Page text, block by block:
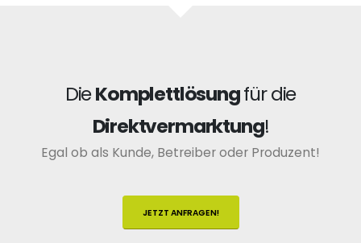
DieKomplettlösungfür die
Direktvermarktung!
Egal ob als Kunde, Betreiber oder Produzent!
JETZT ANFRAGEN!